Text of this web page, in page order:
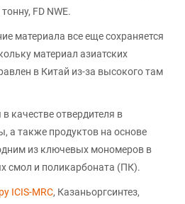
FD NWE.
материала все еще сохраняется
материал азиатских
в Китай из-за высокого там
качестве отвердителя в
а также продуктов на основе
из ключевых мономеров в
смол и поликарбоната (ПК).
ICIS-MRC, Казаньоргсинтез,